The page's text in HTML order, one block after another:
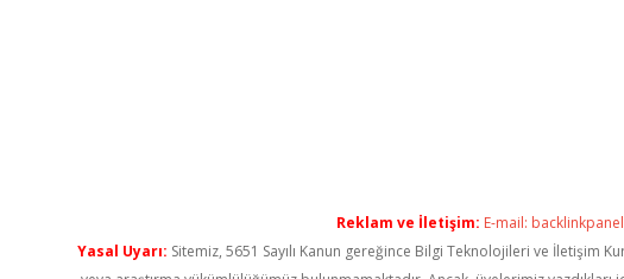
Reklam ve İletişim: E-mail:
Yasal Uyarı: Sitemiz, 5651 Sayılı Kanun gereğince Bilgi Teknolojileri ve İletişim